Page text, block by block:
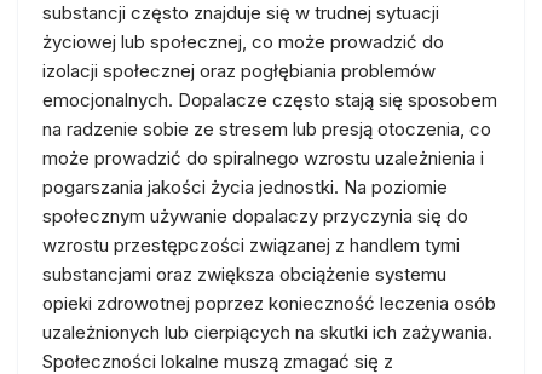
substancji często znajduje się w trudnej sytuacji
życiowej lub społecznej, co może prowadzić do
izolacji społecznej oraz pogłębiania problemów
emocjonalnych. Dopalacze często stają się sposobem
na radzenie sobie ze stresem lub presją otoczenia, co
może prowadzić do spiralnego wzrostu uzależnienia i
pogarszania jakości życia jednostki. Na poziomie
społecznym używanie dopalaczy przyczynia się do
wzrostu przestępczości związanej z handlem tymi
substancjami oraz zwiększa obciążenie systemu
opieki zdrowotnej poprzez konieczność leczenia osób
uzależnionych lub cierpiących na skutki ich zażywania.
Społeczności lokalne muszą zmagać się z